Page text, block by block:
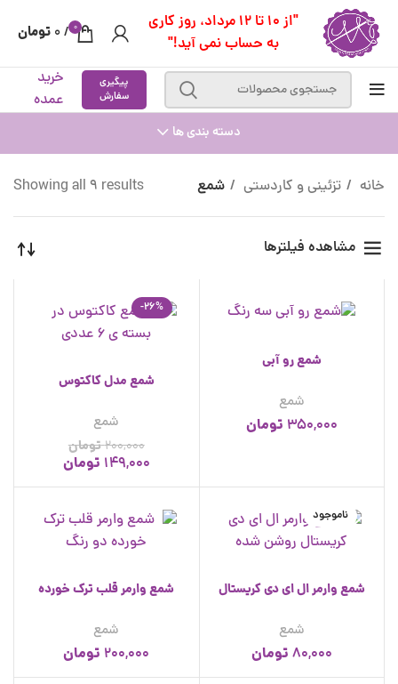
"از 10 تا 12 مرداد، روز کاری
به حساب نمی آید!"
0
/
0 تومان
پیگیری
سفارش
خرید
عمده
دسته بندی ها
خانه تزئینی و کاردستی شمع Showing all 9 results
مشاهده فیلترها
شمع رو آبی
شمع
350,000 تومان
-26%
شمع مدل کاکتوس
شمع
200,000تومان
149,000 تومان
ناموجود
شمع وارمر ال ای دی کریستال
شمع
80,000 تومان
شمع وارمر قلب ترک خورده
شمع
200,000 تومان